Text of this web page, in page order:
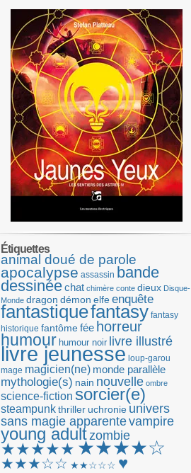
Étiquettes
animal doué de parole
apocalypse assassin bande
dessinéechat chimère conte dieux Disque-
Monde dragon démon elfeenquête
fantastiquefantasy fantasy
historique fantômefée horreur
humour humour noir livre illustré
livre jeunesse loup-garou
mage magicien(ne) monde parallèle
mythologie(s) nain nouvelle ombre
science-fiction sorcier(e)
steampunkthriller uchronie univers
sans magie apparentevampire
young adultzombie
★★★★★ ★★★★☆
★★★☆☆ ★★☆☆☆ ♥